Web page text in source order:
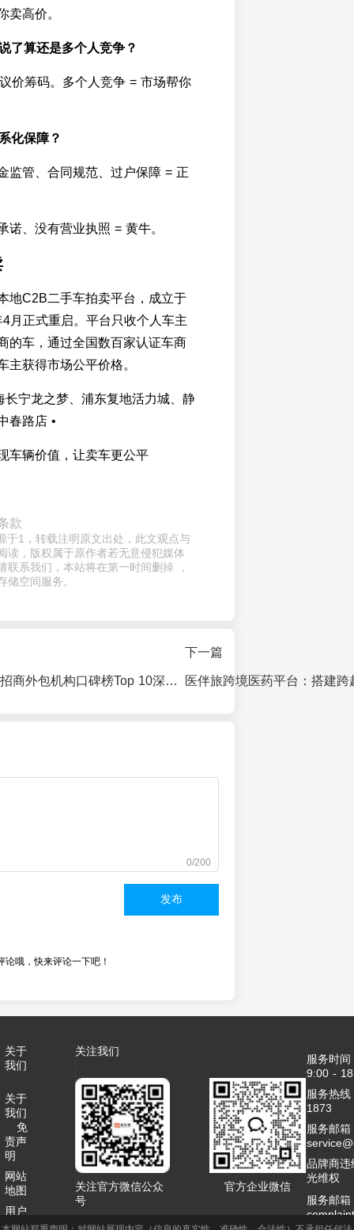
卖高价。
了算还是多个人竞争？
价筹码。多个人竞争 = 市场帮你
化保障？
监管、合同规范、过户保障 = 正
诺、没有营业执照 = 黄牛。
地C2B二手车拍卖平台，成立于
月正式重启。平台只收个人车主
的车，通过全国数百家认证车商
主获得市场公平价格。
长宁龙之梦、浦东复地活力城、静
春路店 •
车辆价值，让卖车更公平
款
于1，转载注明原文出处，此文观点与
读，版权属于原作者若无意侵犯媒体
联系我们，本站将在第一时间删掉 ，
储空间服务。
2025年杭州餐饮招商外包机构口碑榜Top 10深度测评与避坑指南
下一篇
0/200
发布
论哦，快来评论一下吧！
关于
我们
关于
我们
免
责声
明
网站
地图
用户
协议
关注我们
关注官方微信公众
号
官方企业微信
服务时
9:00 -
服务热
1873
服务邮箱
品牌商违
光维权
服务邮箱